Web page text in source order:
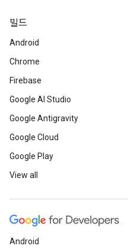
빌드
Android
Chrome
Firebase
Google AI Studio
Google Antigravity
Google Cloud
Google Play
View all
Android